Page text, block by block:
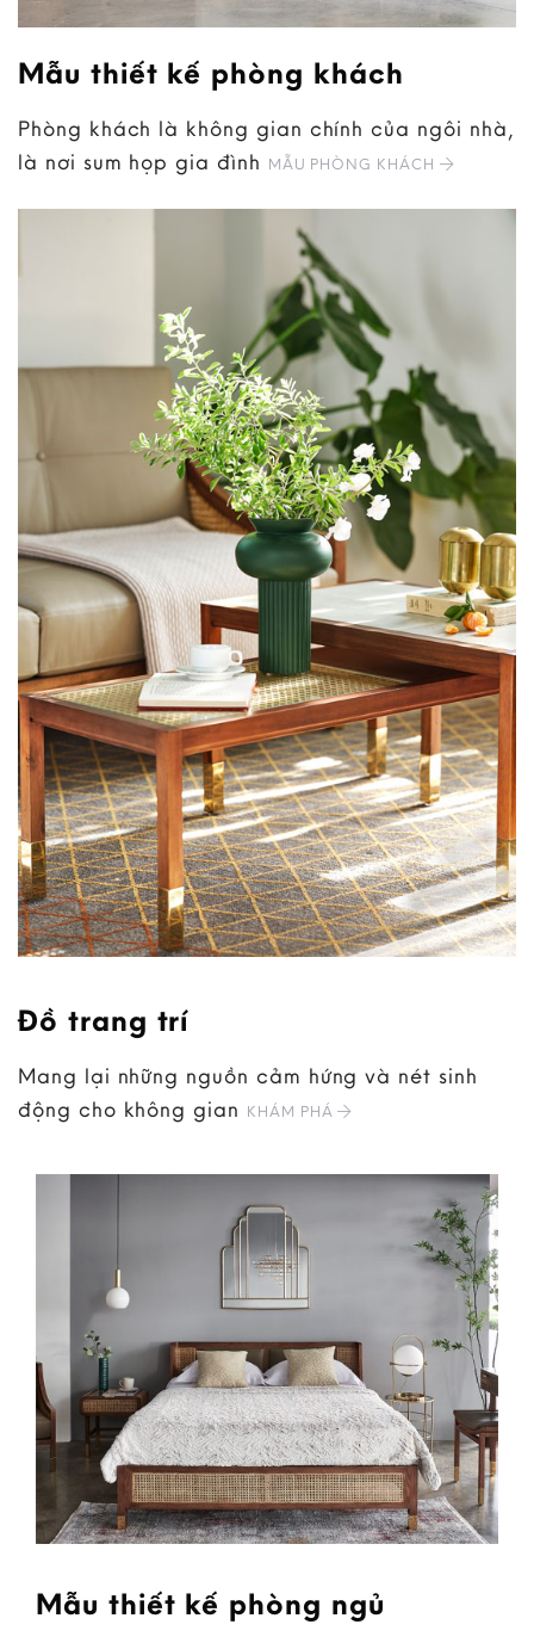
Mẫu thiết kế phòng khách
Phòng khách là không gian chính của ngôi nhà,
là nơi sum họp gia đình MẪU PHÒNG KHÁCH
Đồ trang trí
Mang lại những nguồn cảm hứng và nét sinh
động cho không gian KHÁM PHÁ
Mẫu thiết kế phòng ngủ